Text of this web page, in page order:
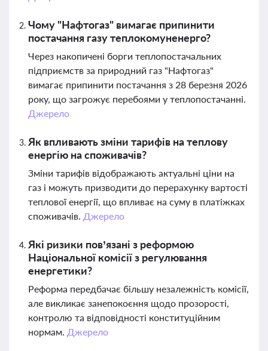
Чому "Нафтогаз" вимагає припинити
постачання газу теплокомуненерго?
Через накопичені борги теплопостачальних
підприємств за природний газ "Нафтогаз"
вимагає припинити постачання з 28 березня 2026
року, що загрожує перебоями у теплопостачанні.
Джерело
Як впливають зміни тарифів на теплову
енергію на споживачів?
Зміни тарифів відображають актуальні ціни на
газ і можуть призводити до перерахунку вартості
теплової енергії, що впливає на суму в платіжках
споживачів. Джерело
Які ризики пов’язані з реформою
Національної комісії з регулювання
енергетики?
Реформа передбачає більшу незалежність комісії,
але викликає занепокоєння щодо прозорості,
контролю та відповідності конституційним
нормам. Джерело